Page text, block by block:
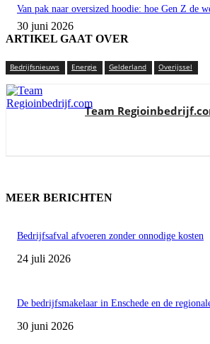
Van pak naar oversized hoodie: hoe Gen Z de
30 juni 2026
ARTIKEL GAAT OVER
Bedrijfsnieuws Energie Gelderland Overijssel
Team
MEER BERICHTEN
Bedrijfsafval afvoeren zonder onnodige kosten
24 juli 2026
De bedrijfsmakelaar in Enschede en de
30 juni 2026